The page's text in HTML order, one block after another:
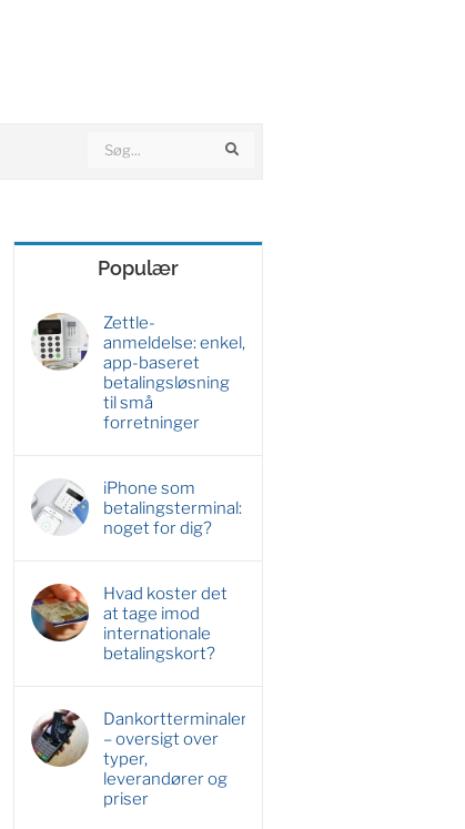
Populær
Zettle-
anmeldelse: enkel,
app-baseret
betalingsløsning
til små
forretninger
iPhone som
betalingsterminal:
noget for dig?
Hvad koster det
at tage imod
internationale
betalingskort?
Dankortterminaler
– oversigt over
typer,
leverandører og
priser